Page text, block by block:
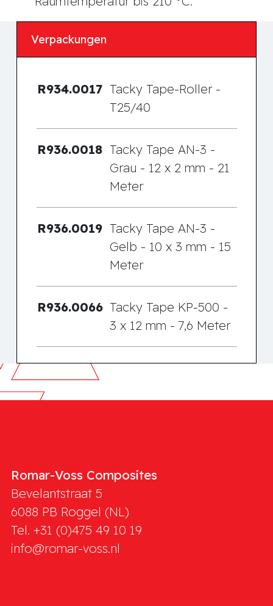
Verpackungen
R934.0017 Tacky Tape-Roller -
T25/40
R936.0018 Tacky Tape AN-3 -
Grau - 12 x 2 mm - 21
Meter
R936.0019 Tacky Tape AN-3 -
Gelb - 10 x 3 mm - 15
Meter
R936.0066 Tacky Tape KP-500 -
3 x 12 mm - 7,6 Meter
Romar-Voss Composites
Bevelantstraat 5
6088 PB Roggel (NL)
Tel. +31 (0)475 49 10 19
info@romar-voss.nl